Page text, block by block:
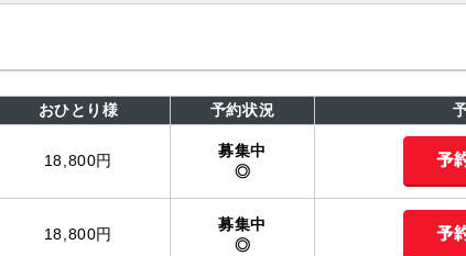
おひとり様 予約状況
18,800円
募集中
◎
18,800円
募集中
◎